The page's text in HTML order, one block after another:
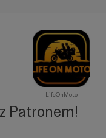
LifeOnMoto
Patronem!